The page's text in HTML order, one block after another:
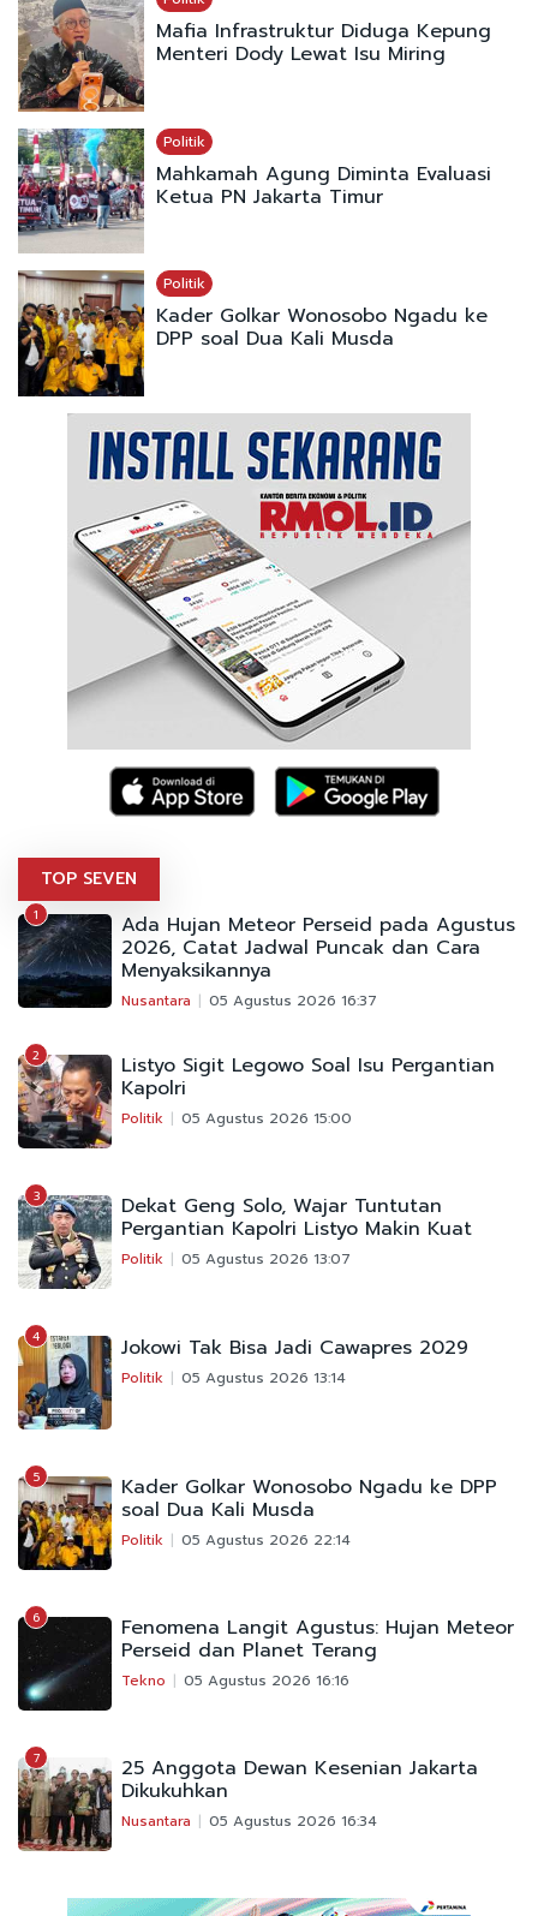
Mafia Infrastruktur Diduga Kepung
Menteri Dody Lewat Isu Miring
Politik
Mahkamah Agung Diminta Evaluasi
Ketua PN Jakarta Timur
Politik
Kader Golkar Wonosobo Ngadu ke
DPP soal Dua Kali Musda
TOP SEVEN
1 Ada Hujan Meteor Perseid pada Agustus
2026, Catat Jadwal Puncak dan Cara
Menyaksikannya
Nusantara 05 Agustus 2026 16:37
2 Listyo Sigit Legowo Soal Isu Pergantian
Kapolri
Politik 05 Agustus 2026 15:00
3 Dekat Geng Solo, Wajar Tuntutan
Pergantian Kapolri Listyo Makin Kuat
Politik 05 Agustus 2026 13:07
4 Jokowi Tak Bisa Jadi Cawapres 2029
Politik 05 Agustus 2026 13:14
5 Kader Golkar Wonosobo Ngadu ke DPP
soal Dua Kali Musda
Politik 05 Agustus 2026 22:14
6 Fenomena Langit Agustus: Hujan Meteor
Perseid dan Planet Terang
Tekno 05 Agustus 2026 16:16
7 25 Anggota Dewan Kesenian Jakarta
Dikukuhkan
Nusantara 05 Agustus 2026 16:34